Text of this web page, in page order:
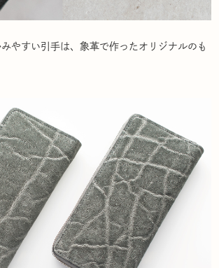
やすい引手は、象革で作ったオリジナルのも